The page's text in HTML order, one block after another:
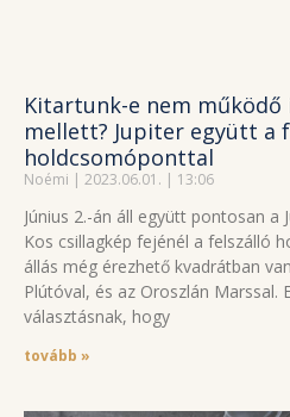
Kitartunk-e nem működő
mellett? Jupiter együtt a
holdcsomóponttal
Noémi 2023.06.01. 13:06
Június 2.-án áll együtt pontosan a
Kos csillagkép fejénél a felszálló
állás még érezhető kvadrátban
Plútóval, és az Oroszlán Marssal.
választásnak, hogy
tovább »